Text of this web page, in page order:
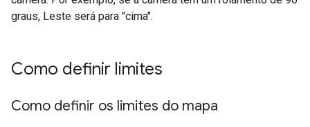
graus, Leste será para "cima".
Como definir limites
Como definir os limites do mapa